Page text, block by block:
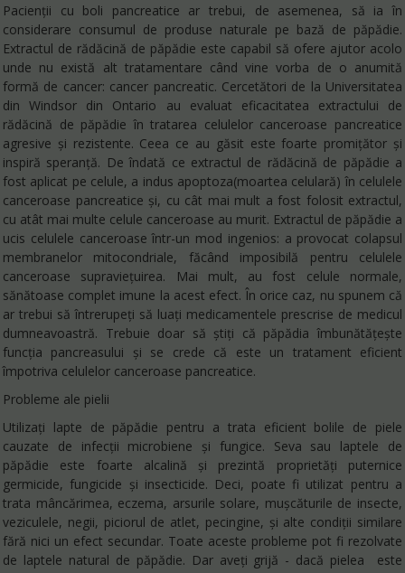
Pacienții cu boli pancreatice ar trebui, de asemenea, să ia în
considerare consumul de produse naturale pe bază de păpădie.
Extractul de rădăcină de păpădie este capabil să ofere ajutor acolo
unde nu există alt tratamentare când vine vorba de o anumită
formă de cancer: cancer pancreatic. Cercetători de la Universitatea
din Windsor din Ontario au evaluat eficacitatea extractului de
rădăcină de păpădie în tratarea celulelor canceroase pancreatice
agresive și rezistente. Ceea ce au găsit este foarte promițător și
inspiră speranță. De îndată ce extractul de rădăcină de păpădie a
fost aplicat pe celule, a indus apoptoza(moartea celulară) în celulele
canceroase pancreatice și, cu cât mai mult a fost folosit extractul,
cu atât mai multe celule canceroase au murit. Extractul de păpădie a
ucis celulele canceroase într-un mod ingenios: a provocat colapsul
membranelor mitocondriale, făcând imposibilă pentru celulele
canceroase supraviețuirea. Mai mult, au fost celule normale,
sănătoase complet imune la acest efect. În orice caz, nu spunem că
ar trebui să întrerupeți să luați medicamentele prescrise de medicul
dumneavoastră. Trebuie doar să știți că păpădia îmbunătățește
funcția pancreasului și se crede că este un tratament eficient
împotriva celulelor canceroase pancreatice.
Probleme ale pielii
Utilizați lapte de păpădie pentru a trata eficient bolile de piele
cauzate de infecții microbiene și fungice. Seva sau laptele de
păpădie este foarte alcalină și prezintă proprietăți puternice
germicide, fungicide și insecticide. Deci, poate fi utilizat pentru a
trata mâncărimea, eczema, arsurile solare, mușcăturile de insecte,
veziculele, negii, piciorul de atlet, pecingine, și alte condiții similare
fără nici un efect secundar. Toate aceste probleme pot fi rezolvate
de laptele natural de păpădie. Dar aveți grijă - dacă pielea este